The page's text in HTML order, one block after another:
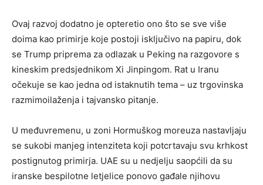
Ovaj razvoj dodatno je opteretio ono što se sve više
doima kao primirje koje postoji isključivo na papiru, dok
se Trump priprema za odlazak u Peking na razgovore s
kineskim predsjednikom Xi Jinpingom. Rat u Iranu
očekuje se kao jedna od istaknutih tema – uz trgovinska
razmimoilaženja i tajvansko pitanje.
U međuvremenu, u zoni Hormuškog moreuza nastavljaju
se sukobi manjeg intenziteta koji potcrtavaju svu krhkost
postignutog primirja. UAE su u nedjelju saopćili da su
iranske bespilotne letjelice ponovo gađale njihovu